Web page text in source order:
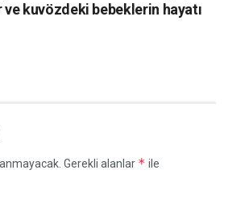
ve kuvözdeki bebeklerin hayatı
Gerekli alanlar * ile